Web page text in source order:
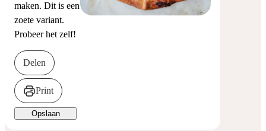
maken. Dit is een
zoete variant.
Probeer het zelf!
Delen
Print
Opslaan